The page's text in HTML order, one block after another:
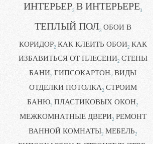
ИНТЕРЬЕР3 В ИНТЕРЬЕРЕ3
ТЕПЛЫЙ ПОЛ3 ОБОИ В
КОРИДОР2 КАК КЛЕИТЬ ОБОИ2 КАК
ИЗБАВИТЬСЯ ОТ ПЛЕСЕНИ2 СТЕНЫ
БАНИ2 ГИПСОКАРТОН2 ВИДЫ
ОТДЕЛКИ ПОТОЛКА2 СТРОИМ
БАНЮ2 ПЛАСТИКОВЫХ ОКОН2
МЕЖКОМНАТНЫЕ ДВЕРИ2 РЕМОНТ
ВАННОЙ КОМНАТЫ2 МЕБЕЛЬ2